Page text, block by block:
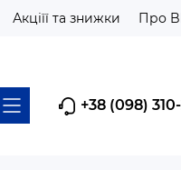
Акціїї та знижки Про
+38 (098)